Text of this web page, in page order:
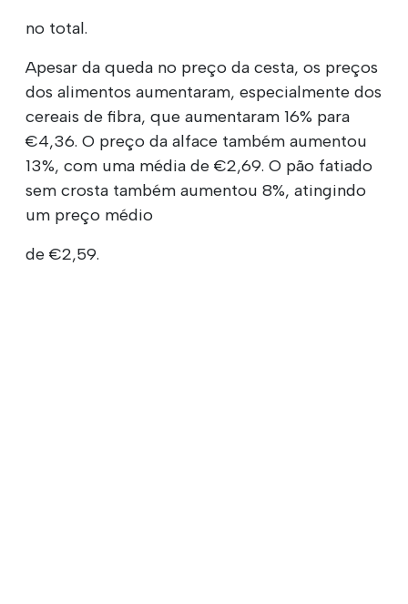
no total.
Apesar da queda no preço da cesta, os preços
dos alimentos aumentaram, especialmente dos
cereais de fibra, que aumentaram 16% para
€4,36. O preço da alface também aumentou
13%, com uma média de €2,69. O pão fatiado
sem crosta também aumentou 8%, atingindo
um preço médio
de €2,59.